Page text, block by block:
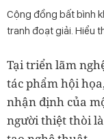
Cộng đồng bất bình
tranh đoạt giải. Hiểu
Tại triển lãm
tác phẩm hội
nhận định của
người thiệt thòi là